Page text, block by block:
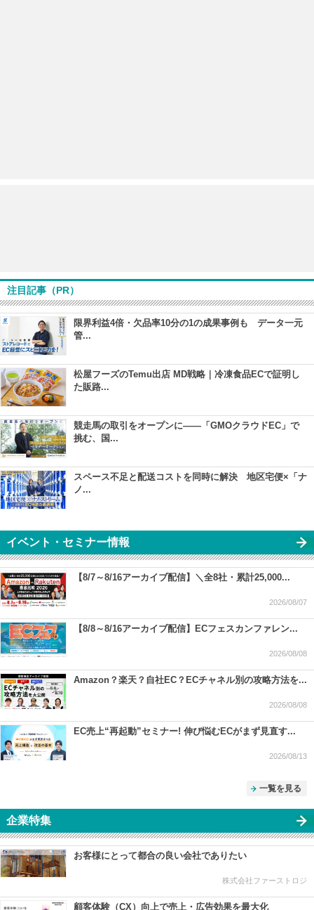
注目記事（PR）
限界利益4倍・欠品率10分の1の成果事例も データ一元
管...
松屋フーズのTemu出店 MD戦略｜冷凍食品ECで証明し
た販路...
競走馬の取引をオープンに――「GMOクラウドEC」で
挑む、国...
スペース不足と配送コストを同時に解決 地区宅便×「ナ
ノ...
イベント・セミナー情報
【8/7～8/16アーカイブ配信】＼全8社・累計25,000...
2026/08/07
【8/8～8/16アーカイブ配信】ECフェスカンファレン...
2026/08/08
Amazon？楽天？自社EC？ECチャネル別の攻略方法を...
2026/08/08
EC売上“再起動”セミナー! 伸び悩むECがまず見直す...
2026/08/13
一覧を見る
企業特集
お客様にとって都合の良い会社でありたい
株式会社ファーストロジ
顧客体験（CX）向上で売上・広告効果を最大化